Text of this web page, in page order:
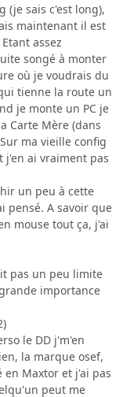
(je sais c'est long),
maintenant il est
assez
songé à monter
où je voudrais du
tienne la route un
je monte un PC je
Carte Mère (dans
ma vieille config
j'en ai vraiment pas
un peu à cette
pensé. A savoir que
mouse tout ça, j'ai
pas un peu limite
importance
le DD j'm'en
la marque osef,
Maxtor et j'ai pas
peut me